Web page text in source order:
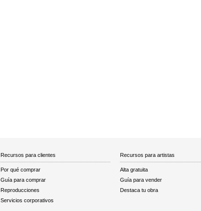
Recursos para clientes
Por qué comprar
Guía para comprar
Reproducciones
Servicios corporativos
Recursos para artistas
Alta gratuita
Guía para vender
Destaca tu obra